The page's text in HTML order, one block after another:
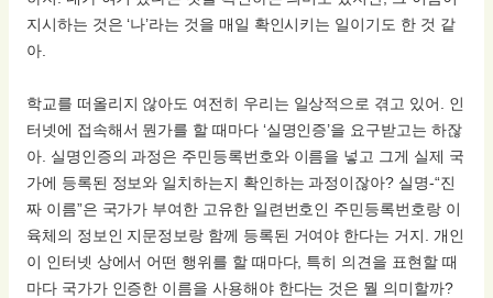
지시하는 것은 ‘나’라는 것을 매일 확인시키는 일이기도 한 것 같
아.
학교를 떠올리지 않아도 여전히 우리는 일상적으로 겪고 있어. 인
터넷에 접속해서 뭔가를 할 때마다 ‘실명인증’을 요구받고는 하잖
아. 실명인증의 과정은 주민등록번호와 이름을 넣고 그게 실제 국
가에 등록된 정보와 일치하는지 확인하는 과정이잖아? 실명-“진
짜 이름”은 국가가 부여한 고유한 일련번호인 주민등록번호랑 이
육체의 정보인 지문정보랑 함께 등록된 거여야 한다는 거지. 개인
이 인터넷 상에서 어떤 행위를 할 때마다, 특히 의견을 표현할 때
마다 국가가 인증한 이름을 사용해야 한다는 것은 뭘 의미할까?